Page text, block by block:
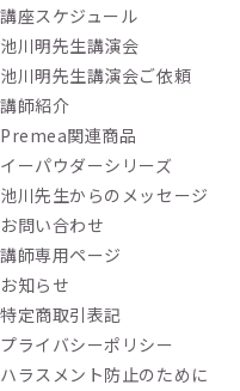
講座スケジュール
池川明先生講演会
池川明先生講演会ご依頼
講師紹介
Premea関連商品
イーパウダーシリーズ
池川先生からのメッセージ
お問い合わせ
講師専用ページ
お知らせ
特定商取引表記
プライバシーポリシー
ハラスメント防止のために